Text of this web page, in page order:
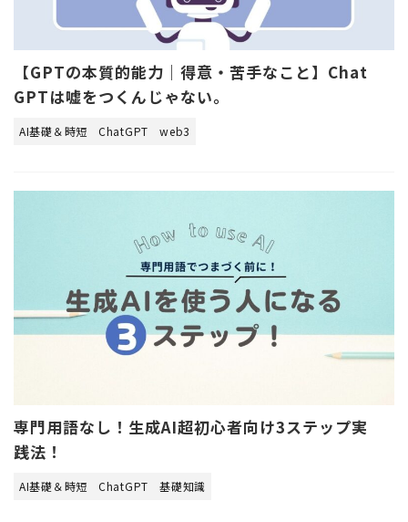
【GPTの本質的能力｜得意・苦手なこと】Chat
GPTは嘘をつくんじゃない。
AI基礎＆時短 ChatGPT web3
専門用語なし！生成AI超初心者向け3ステップ実
践法！
AI基礎＆時短 ChatGPT 基礎知識